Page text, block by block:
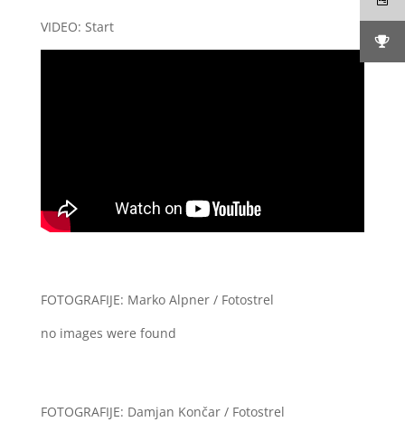
VIDEO: Start
FOTOGRAFIJE: Marko Alpner / Fotostrel
no images were found
FOTOGRAFIJE: Damjan Končar / Fotostrel